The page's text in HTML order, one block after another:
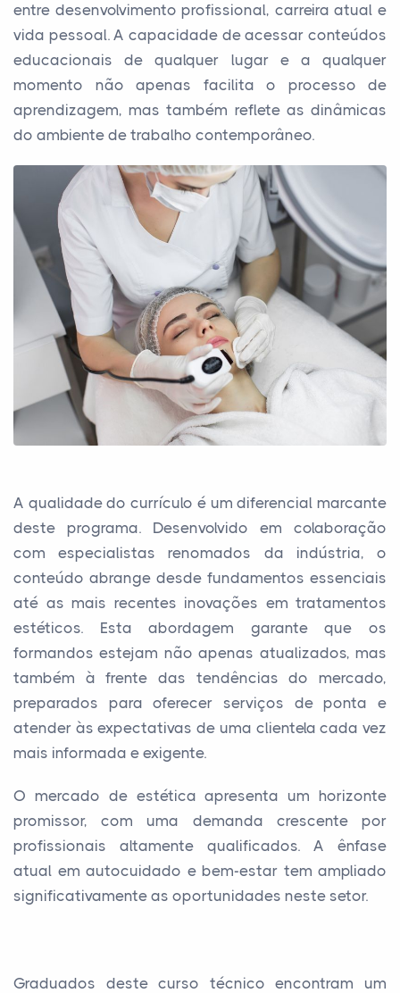
entre desenvolvimento profissional, carreira atual e
vida pessoal. A capacidade de acessar conteúdos
educacionais de qualquer lugar e a qualquer
momento não apenas facilita o processo de
aprendizagem, mas também reflete as dinâmicas
do ambiente de trabalho contemporâneo.
A qualidade do currículo é um diferencial marcante
deste programa. Desenvolvido em colaboração
com especialistas renomados da indústria, o
conteúdo abrange desde fundamentos essenciais
até as mais recentes inovações em tratamentos
estéticos. Esta abordagem garante que os
formandos estejam não apenas atualizados, mas
também à frente das tendências do mercado,
preparados para oferecer serviços de ponta e
atender às expectativas de uma clientela cada vez
mais informada e exigente.
O mercado de estética apresenta um horizonte
promissor, com uma demanda crescente por
profissionais altamente qualificados. A ênfase
atual em autocuidado e bem-estar tem ampliado
significativamente as oportunidades neste setor.
Graduados deste curso técnico encontram um